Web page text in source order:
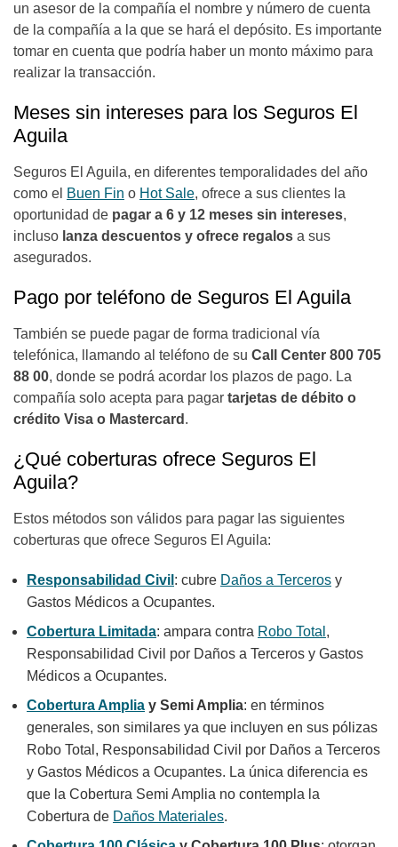
un asesor de la compañía el nombre y número de cuenta
de la compañía a la que se hará el depósito. Es importante
tomar en cuenta que podría haber un monto máximo para
realizar la transacción.
Meses sin intereses para los Seguros El
Aguila
Seguros El Aguila, en diferentes temporalidades del año
como el Buen Fin o Hot Sale, ofrece a sus clientes la
oportunidad de pagar a 6 y 12 meses sin intereses,
incluso lanza descuentos y ofrece regalos a sus
asegurados.
Pago por teléfono de Seguros El Aguila
También se puede pagar de forma tradicional vía
telefónica, llamando al teléfono de su Call Center 800 705
88 00, donde se podrá acordar los plazos de pago. La
compañía solo acepta para pagar tarjetas de débito o
crédito Visa o Mastercard .
¿Qué coberturas ofrece Seguros El
Aguila?
Estos métodos son válidos para pagar las siguientes
coberturas que ofrece Seguros El Aguila:
Responsabilidad Civil : cubre Daños a Terceros y
Gastos Médicos a Ocupantes.
Cobertura Limitada: ampara contra Robo Total ,
Responsabilidad Civil por Daños a Terceros y Gastos
Médicos a Ocupantes.
Cobertura Amplia y Semi Amplia: en términos
generales, son similares ya que incluyen en sus pólizas
Robo Total, Responsabilidad Civil por Daños a Terceros
y Gastos Médicos a Ocupantes. La única diferencia es
que la Cobertura Semi Amplia no contempla la
Cobertura de Daños Materiales.